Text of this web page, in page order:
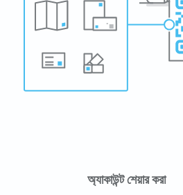
অ্যাকাউন্ট শেয়ার করা